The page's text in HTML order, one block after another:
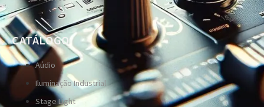
CATÁLOGO
Aúdio
Iluminação Industrial
Stage Light